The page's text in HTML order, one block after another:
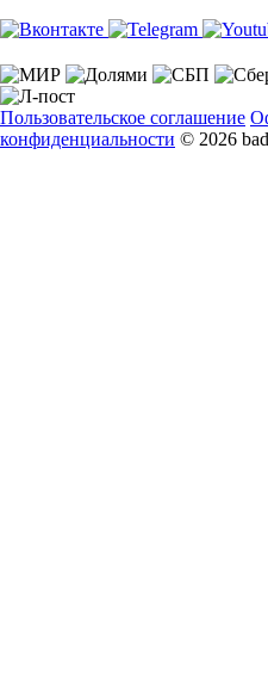
Пользовательское соглашение
конфиденциальности © 2026